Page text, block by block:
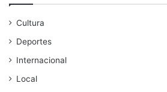
Cultura
Deportes
Internacional
Local